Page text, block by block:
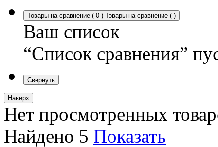
Товары на сравнение ( 0 ) Товары на сравнение ( )
Ваш список
“Список сравнения”
Свернуть
Наверх
Нет просмотренных
Найдено 5 Показать